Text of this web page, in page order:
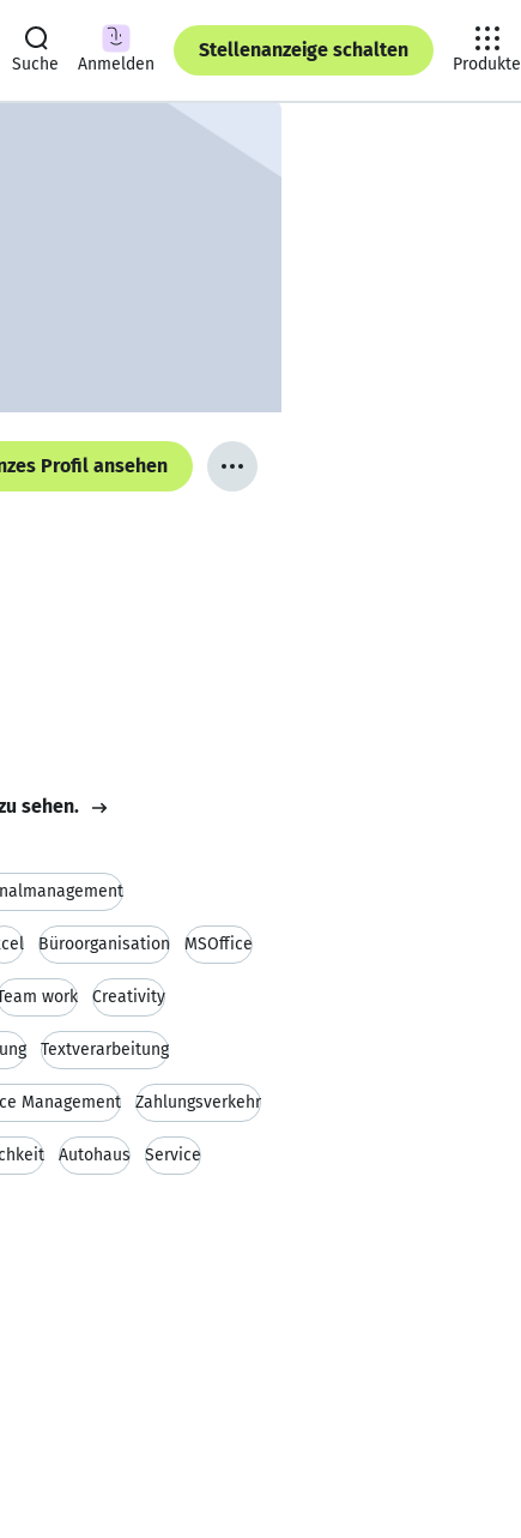
Suche Anmelden
Stellenanzeige schalten
Produkte
Profil ansehen
sehen.
Büroorganisation MSOffice
work Creativity
Textverarbeitung
Management Zahlungsverkehr
Autohaus Service